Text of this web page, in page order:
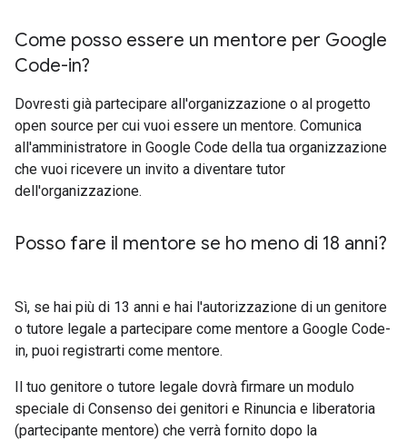
Come posso essere un mentore per Google
Code-in?
Dovresti già partecipare all'organizzazione o al progetto
open source per cui vuoi essere un mentore. Comunica
all'amministratore in Google Code della tua organizzazione
che vuoi ricevere un invito a diventare tutor
dell'organizzazione.
Posso fare il mentore se ho meno di 18 anni?
Sì, se hai più di 13 anni e hai l'autorizzazione di un genitore
o tutore legale a partecipare come mentore a Google Code-
in, puoi registrarti come mentore.
Il tuo genitore o tutore legale dovrà firmare un modulo
speciale di Consenso dei genitori e Rinuncia e liberatoria
(partecipante mentore) che verrà fornito dopo la